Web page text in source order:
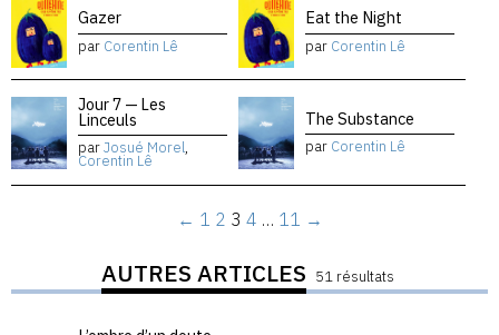
Gazer
par Corentin Lê
Eat the Night
par Corentin Lê
Jour 7 — Les
Linceuls
parJosué Morel,
Corentin Lê
The Substance
par Corentin Lê
← 1 2 3 4 … 11 →
AUTRES ARTICLES 51 résultats